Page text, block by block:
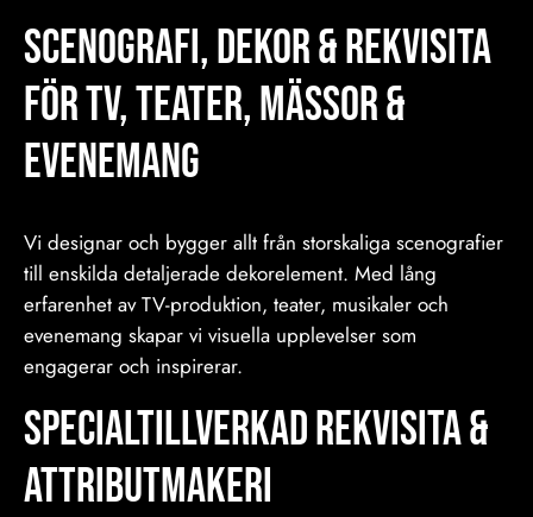
Scenografi, Dekor & Rekvisita
för TV, Teater, Mässor &
Evenemang
Vi designar och bygger allt från storskaliga scenografier
till enskilda detaljerade dekorelement. Med lång
erfarenhet av TV-produktion, teater, musikaler och
evenemang skapar vi visuella upplevelser som
engagerar och inspirerar.
Specialtillverkad Rekvisita &
Attributmakeri